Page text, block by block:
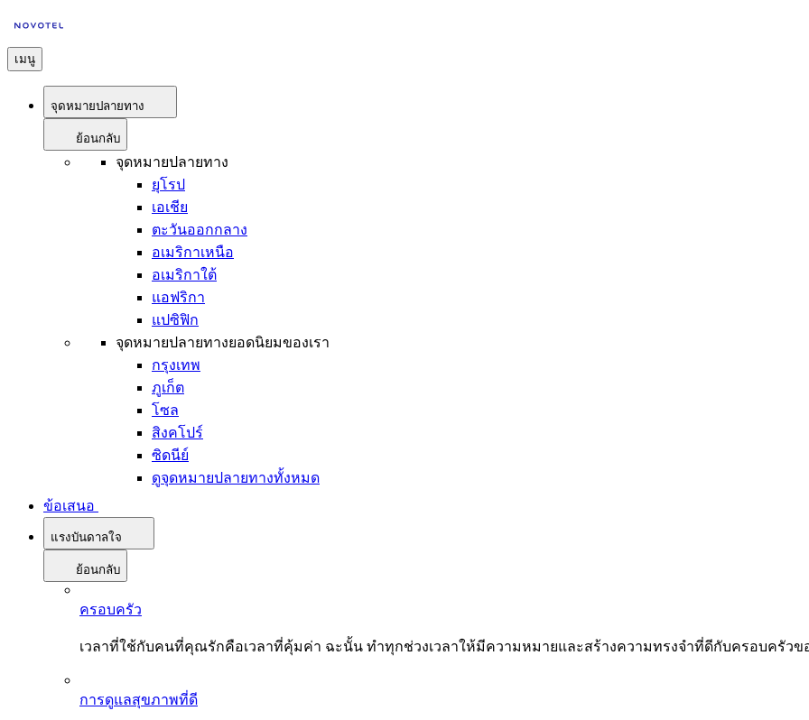
เมนู
จุดหมายปลายทาง
ย้อนกลับ
จุดหมายปลายทาง
ยุโรป
เอเชีย
ตะวันออกกลาง
อเมริกาเหนือ
อเมริกาใต้
แอฟริกา
แปซิฟิก
จุดหมายปลายทางยอดนิยมของเรา
กรุงเทพ
ภูเก็ต
โซล
สิงคโปร์
ซิดนีย์
ดูจุดหมายปลายทางทั้งหมด
ข้อเสนอ
แรงบันดาลใจ
ย้อนกลับ
ครอบครัว
เวลาที่ใช้กับคนที่คุณรักคือเวลาที่คุ้มค่า ฉะนั้น ทำทุกช่วงเวลาให้มีความหมายและสร้างความทรงจำที่ดีกับครอบครัว
การดูแลสุขภาพที่ดี